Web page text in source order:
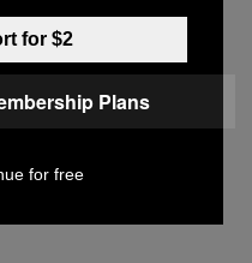
Just
For
for $2
Plans
for free